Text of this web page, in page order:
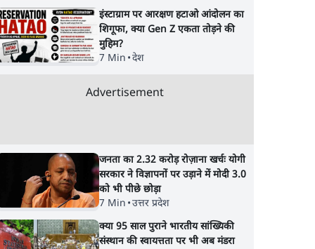
इंस्टाग्राम पर आरक्षण हटाओ आंदोलन का
शिगूफा, क्या Gen Z एकता तोड़ने की
मुहिम?
7 Min •देश
Advertisement
जनता का 2.32 करोड़ रोज़ाना खर्चः योगी
सरकार ने विज्ञापनों पर उड़ाने में मोदी 3.0
को भी पीछे छोड़ा
7 Min •उत्तर प्रदेश
क्या 95 साल पुराने भारतीय सांख्यिकी
संस्थान की स्वायत्तता पर भी अब मंडरा